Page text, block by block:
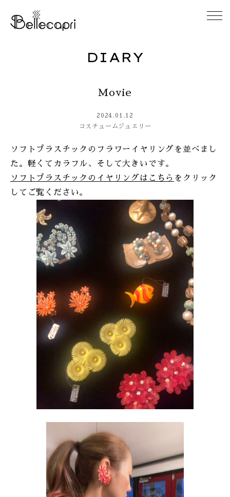
ACCESS
GALLERY
DIARY
CONTACT
ONLINE SHOP
DIARY
Movie
2024.01.12
コスチュームジュエリー
ソフトプラスチックのフラワーイヤリングを並べまし
た。軽くてカラフル、そして大きいです。
ソフトプラスチックのイヤリングはこちら をクリック
してご覧ください。